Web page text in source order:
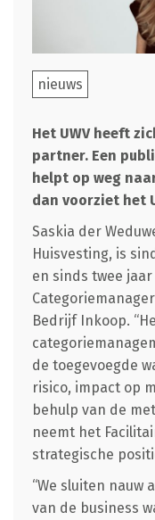
nieuws
Het UWV heeft
partner. Een
helpt op weg
dan voorziet het
Saskia der
Huisvesting, is
en sinds twee
Bedrijf Inkoop.
de toegevoegde
risico, impact op
behulp van de
neemt het
strategische
“We sluiten nauw
van de business